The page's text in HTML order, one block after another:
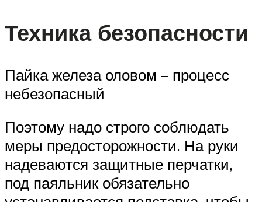
Техника безопасности
Пайка железа оловом – процесс
небезопасный
Поэтому надо строго соблюдать
меры предосторожности. На руки
надеваются защитные перчатки,
под паяльник обязательно